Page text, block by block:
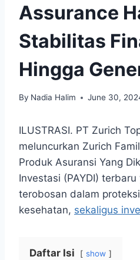
Assurance
Stabilitas
Hingga
By Nadia Halim June 30,
ILUSTRASI. PT Zurich
meluncurkan Zurich
Produk Asuransi Yang
Investasi (PAYDI)
terobosan dalam
kesehatan, sekaligus
Daftar Isi show